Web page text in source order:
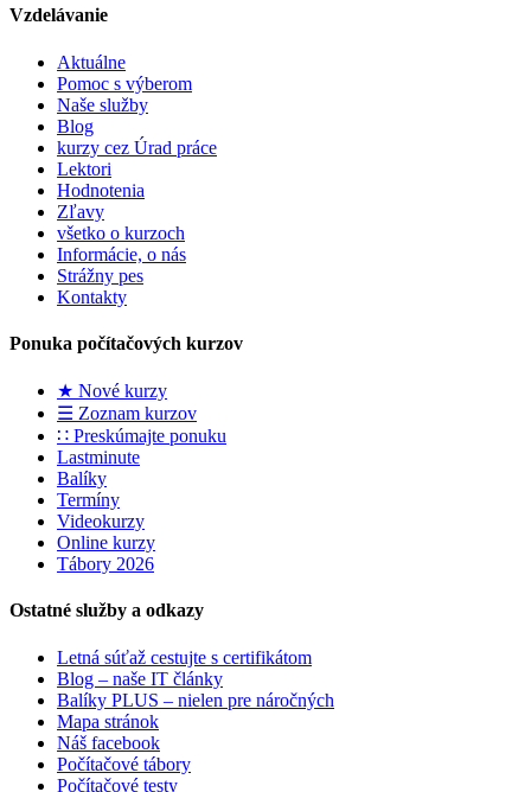
Vzdelávanie
Aktuálne
Pomoc s výberom
Naše služby
Blog
kurzy cez Úrad práce
Lektori
Hodnotenia
Zľavy
všetko o kurzoch
Informácie, o nás
Strážny pes
Kontakty
Ponuka počítačových kurzov
★ Nové kurzy
☰ Zoznam kurzov
∷ Preskúmajte ponuku
Lastminute
Balíky
Termíny
Videokurzy
Online kurzy
Tábory 2026
Ostatné služby a odkazy
Letná súťaž cestujte s certifikátom
Blog – naše IT články
Balíky PLUS – nielen pre náročných
Mapa stránok
Náš facebook
Počítačové tábory
Počítačové testy